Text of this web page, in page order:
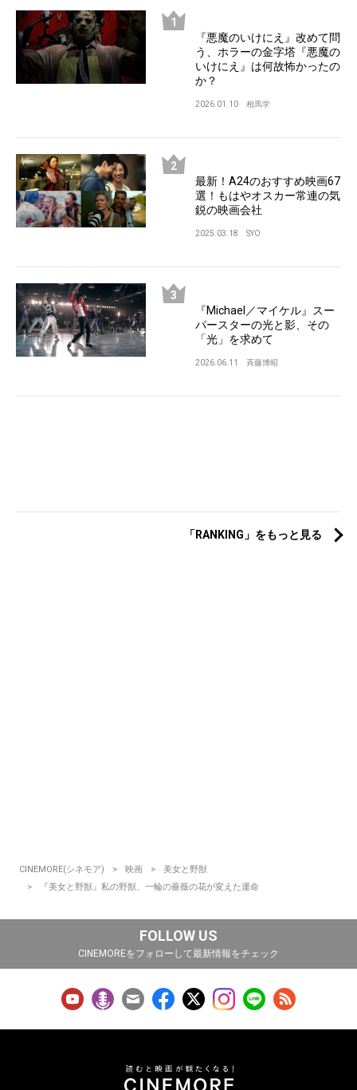
『悪魔のいけにえ』改めて問
う、ホラーの金字塔『悪魔の
いけにえ』は何故怖かったの
か？
2026.01.10 相馬学
最新！A24のおすすめ映画67
選！もはやオスカー常連の気
鋭の映画会社
2025.03.18 SYO
『Michael／マイケル』スー
パースターの光と影、その
「光」を求めて
2026.06.11 斉藤博昭
「RANKING」をもっと見る
CINEMORE(シネモア) 映画
美女と野獣
『美女と野獣』私の野獣、一輪の薔薇の花が変えた運命
FOLLOW US
CINEMOREをフォローして最新情報をチェック